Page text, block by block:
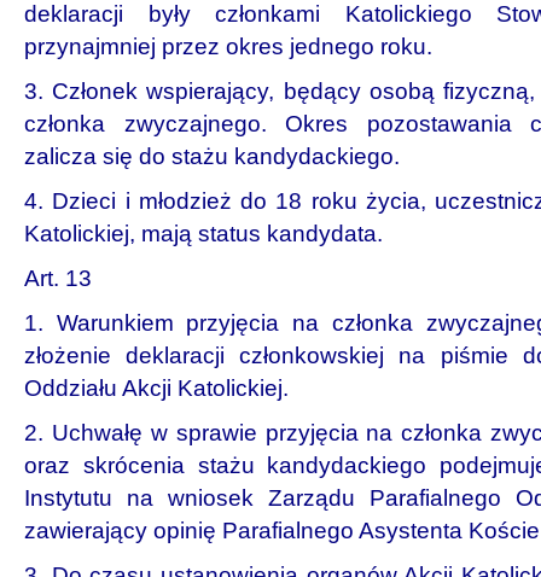
deklaracji były członkami Katolickiego
przynajmniej przez okres jednego roku.
3. Członek wspierający, będący osobą
członka zwyczajnego. Okres pozostawania
zalicza się do stażu kandydackiego.
4. Dzieci i młodzież do 18 roku życia,
Katolickiej, mają status kandydata.
Art. 13
1. Warunkiem przyjęcia na członka
złożenie deklaracji członkowskiej na piśmie
Oddziału Akcji Katolickiej.
2. Uchwałę w sprawie przyjęcia na członka
oraz skrócenia stażu kandydackiego
Instytutu na wniosek Zarządu Parafialnego
zawierający opinię Parafialnego Asystenta